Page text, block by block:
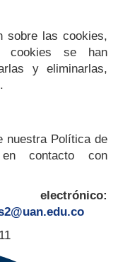
sobre las cookies,
cookies se han
y eliminarlas,
.
nuestra Política de
contacto con